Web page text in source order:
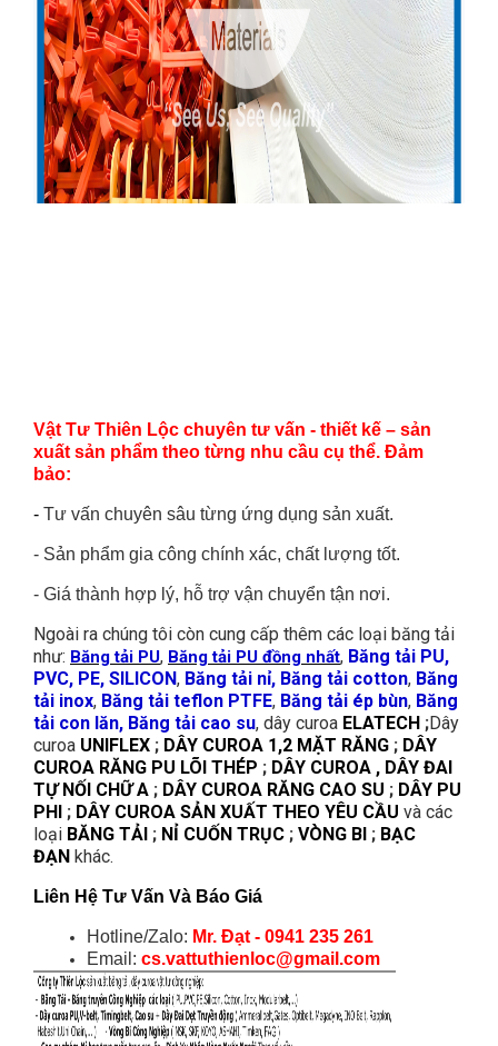
Vật Tư Thiên Lộc chuyên tư vấn - thiết kế – sản
xuất sản phẩm theo từng nhu cầu cụ thể. Đảm
bảo:
- Tư vấn chuyên sâu từng ứng dụng sản xuất.
- Sản phẩm gia công chính xác, chất lượng tốt.
- Giá thành hợp lý, hỗ trợ vận chuyển tận nơi.
Ngoài ra chúng tôi còn cung cấp thêm các loại băng tải
như: Băng tải PU, Băng tải PU đồng nhất, Băng tải PU,
PVC, PE, SILICON, Băng tải nỉ, Băng tải cotton, Băng
tải inox, Băng tải teflon PTFE, Băng tải ép bùn, Băng
tải con lăn, Băng tải cao su, dây curoa ELATECH ;Dây
curoa UNIFLEX ; DÂY CUROA 1,2 MẶT RĂNG ; DÂY
CUROA RĂNG PU LÕI THÉP ; DÂY CUROA , DÂY ĐAI
TỰ NỐI CHỮ A ; DÂY CUROA RĂNG CAO SU ; DÂY PU
PHI
; DÂY CUROA SẢN XUẤT THEO YÊU CẦU và các
loại BĂNG TẢI ; NỈ CUỐN TRỤC ; VÒNG BI ; BẠC
ĐẠN khác.
Liên Hệ Tư Vấn Và Báo Giá
Hotline/Zalo: Mr. Đạt - 0941 235 261
Email: cs.vattuthienloc@gmail.com